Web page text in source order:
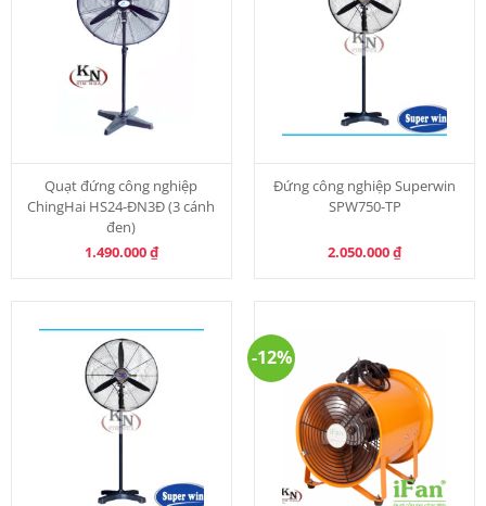
Quạt đứng công nghiệp
ChingHai HS24-ĐN3Đ (3 cánh
đen)
1.490.000₫
Đứng công nghiệp Superwin
SPW750-TP
2.050.000₫
-12%